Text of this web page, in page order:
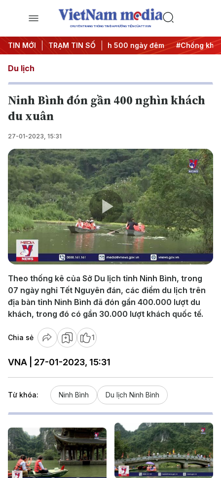
CHUYÊN TRANG THÔNG TIN ĐA PHƯƠNG TIỆN CỦA TTXVN
TIN MỚI TRẠM TIN SỐ
động #Chiến dịch 500 ngày đêm #Chống khai thác
Du lịch
Ninh Bình đón gần 400 nghìn khách
du xuân
27-01-2023, 15:31
Play
Video
Theo thống kê của Sở Du lịch tỉnh Ninh Bình, trong
07 ngày nghỉ Tết Nguyên đán, các điểm du lịch trên
địa bàn tỉnh Ninh Bình đã đón gần 400.000 lượt du
khách, trong đó có gần 30.000 lượt khách quốc tế.
Chia sẻ 1
VNA | 27-01-2023, 15:31
Từ khóa: Ninh Bình Du lịch Ninh Bình